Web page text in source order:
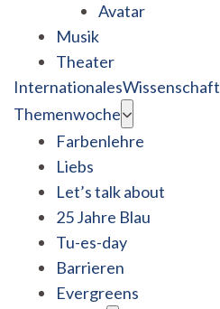
Avatar
Musik
Theater
InternationalesWissenschaft
Themenwoche
Farbenlehre
Liebs
Let’s talk about
25 Jahre Blau
Tu-es-day
Barrieren
Evergreens